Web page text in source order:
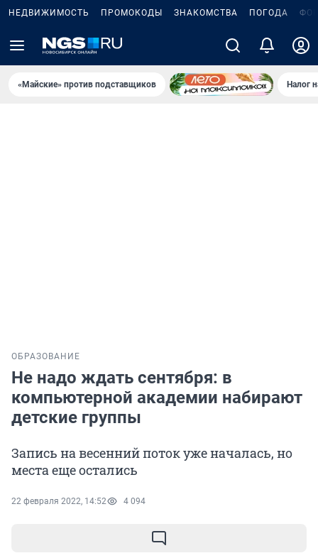
НЕДВИЖИМОСТЬ ПРОМОКОДЫ ЗНАКОМСТВА ПОГОДА
«Майские» против подставщиков Налог
ОБРАЗОВАНИЕ
Не надо ждать сентября: в
компьютерной академии набирают
детские группы
Запись на весенний поток уже началась, но
места еще остались
22 февраля 2022, 14:52 4 094